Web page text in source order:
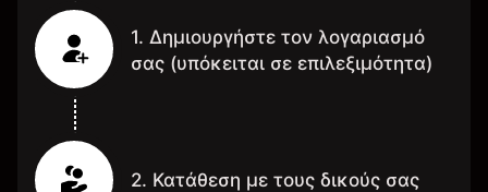
1. Δημιουργήστε τον λογαριασμό
σας (υπόκειται σε επιλεξιμότητα)
2. Κατάθεση με τους δικούς σας